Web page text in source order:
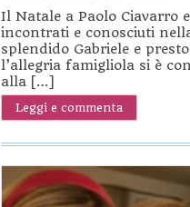
Il Natale a Paolo Ciavarro
incontrati e conosciuti
splendido Gabriele e
l’allegria famigliola si è
alla […]
Leggi e commenta